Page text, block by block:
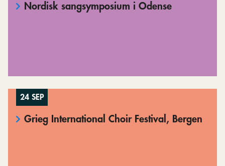
Nordisk sangsymposium i Odense
24 SEP
Grieg International Choir Festival, Bergen